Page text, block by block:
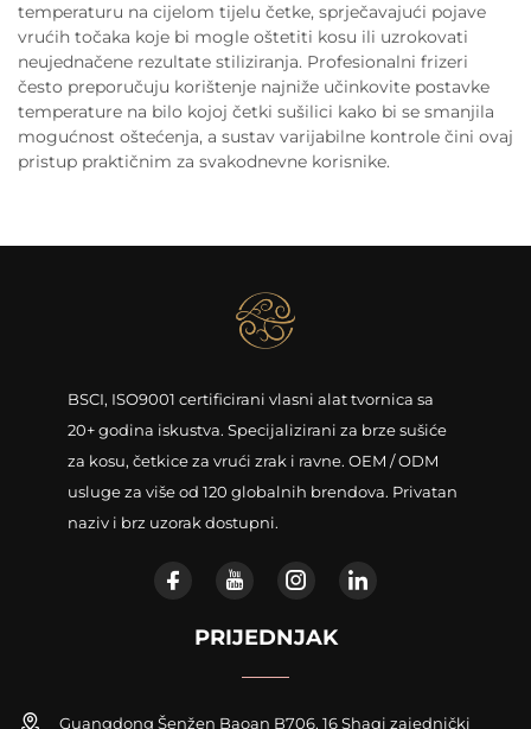
temperaturu na cijelom tijelu četke, sprječavajući pojave
vrućih točaka koje bi mogle oštetiti kosu ili uzrokovati
neujednačene rezultate stiliziranja. Profesionalni frizeri
često preporučuju korištenje najniže učinkovite postavke
temperature na bilo kojoj četki sušilici kako bi se smanjila
mogućnost oštećenja, a sustav varijabilne kontrole čini ovaj
pristup praktičnim za svakodnevne korisnike.
BSCI, ISO9001 certificirani vlasni alat tvornica sa
20+ godina iskustva. Specijalizirani za brze sušiće
za kosu, četkice za vrući zrak i ravne. OEM / ODM
usluge za više od 120 globalnih brendova. Privatan
naziv i brz uzorak dostupni.
PRIJEDNJAK
Guangdong Šenžen Baoan B706, 16 Shaqi zajednički